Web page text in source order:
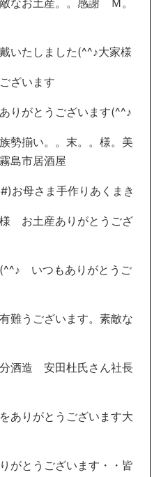
いたしました(^^♪大家様
ざいます
りがとうございます(^^♪
勢揃い。。末。。様。美
市居酒屋
お母さま手作りあくまき
お土産ありがとうござ
いつもありがとうご
難うございます。素敵な
酒造 安田杜氏さん社長
ありがとうございます大
がとうございます・・皆